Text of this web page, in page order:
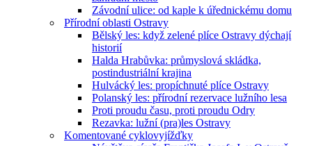
Závodní ulice: od kaple k úřednickému domu
Přírodní oblasti Ostravy
Bělský les: když zelené plíce Ostravy dýchají
historií
Halda Hrabůvka: průmyslová skládka,
postindustriální krajina
Hulvácký les: propíchnuté plíce Ostravy
Polanský les: přírodní rezervace lužního lesa
Proti proudu času, proti proudu Odry
Rezavka: lužní (pra)les Ostravy
Komentované cyklovyjížďky